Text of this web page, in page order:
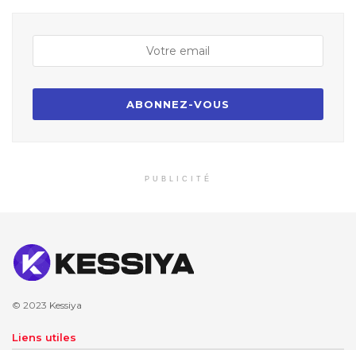
PUBLICITÉ
© 2023 Kessiya
Liens utiles